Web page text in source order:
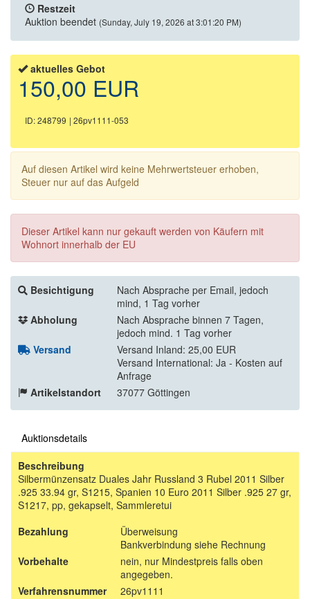
Restzeit
Auktion beendet (Sunday, July 19, 2026 at 3:01:20 PM)
aktuelles Gebot
150,00 EUR
ID: 248799 | 26pv1111-053
Auf diesen Artikel wird keine Mehrwertsteuer erhoben,
Steuer nur auf das Aufgeld
Dieser Artikel kann nur gekauft werden von Käufern mit
Wohnort innerhalb der EU
Besichtigung
Nach Absprache per Email, jedoch
mind, 1 Tag vorher
Abholung
Nach Absprache binnen 7 Tagen,
jedoch mind. 1 Tag vorher
Versand
Versand Inland: 25,00 EUR
Versand International: Ja - Kosten auf
Anfrage
Artikelstandort
37077 Göttingen
Auktionsdetails
Beschreibung
Silbermünzensatz Duales Jahr Russland 3 Rubel 2011 Silber
.925 33.94 gr, S1215, Spanien 10 Euro 2011 Silber .925 27 gr,
S1217, pp, gekapselt, Sammleretui
Bezahlung
Überweisung
Bankverbindung siehe Rechnung
Vorbehalte
nein, nur Mindestpreis falls oben
angegeben.
Verfahrensnummer
26pv1111